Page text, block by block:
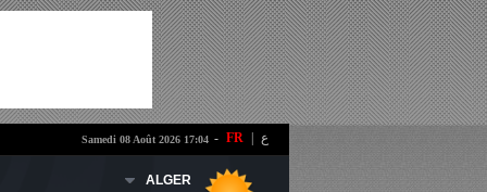
- FR ع Samedi 08 Août 2026 17:04
ALGER